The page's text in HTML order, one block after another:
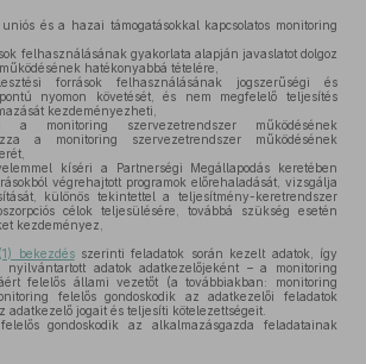
és a hazai támogatásokkal kapcsolatos monitoring
felhasználásának gyakorlata alapján javaslatot dolgoz
hatékonyabbá tételére,
források felhasználásának jogszerűségi és
nyomon követését, és nem megfelelő teljesítés
kezdeményezheti,
a monitoring szervezetrendszer működésének
a monitoring szervezetrendszer működésének
kíséri a Partnerségi Megállapodás keretében
végrehajtott programok előrehaladását, vizsgálja
különös tekintettel a teljesítmény-keretrendszer
célok teljesülésére, továbbá szükség esetén
kezdeményez,
(1) bekezdésszerinti feladatok során kezelt adatok, így
nyilvántartott adatok adatkezelőjeként – a monitoring
felelős állami vezetőt (a továbbiakban: monitoring
felelős gondoskodik az adatkezelői feladatok
adatkezelő jogait és teljesíti kötelezettségeit.
gondoskodik az alkalmazásgazda feladatainak